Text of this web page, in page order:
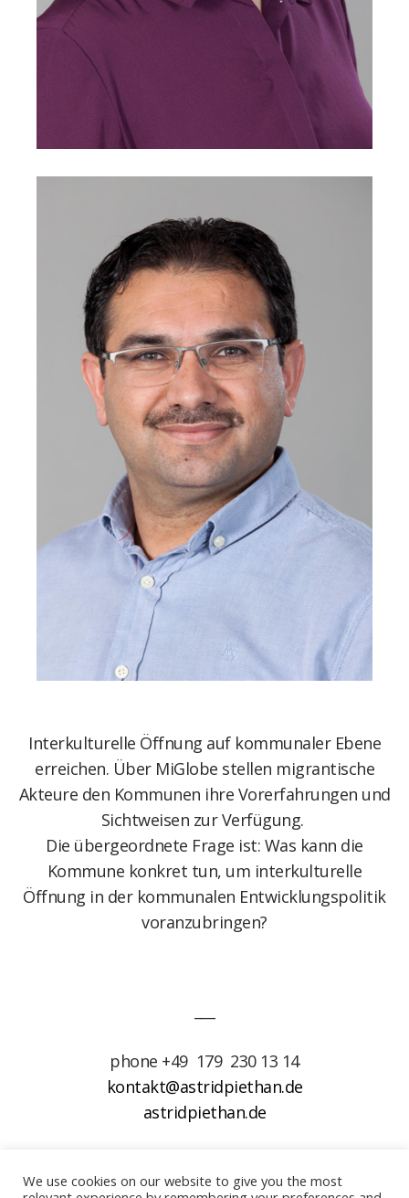
Interkulturelle Öffnung auf kommunaler Ebene
erreichen. Über MiGlobe stellen migrantische
Akteure den Kommunen ihre Vorerfahrungen und
Sichtweisen zur Verfügung.
Die übergeordnete Frage ist: Was kann die
Kommune konkret tun, um interkulturelle
Öffnung in der kommunalen Entwicklungspolitik
voranzubringen?
phone +49 179 230 13 14
kontakt@astridpiethan.de
astridpiethan.de
Facebook
We use cookies on our website to give you the most